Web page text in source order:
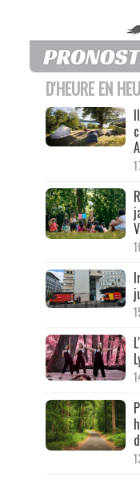
D'HEURE EN